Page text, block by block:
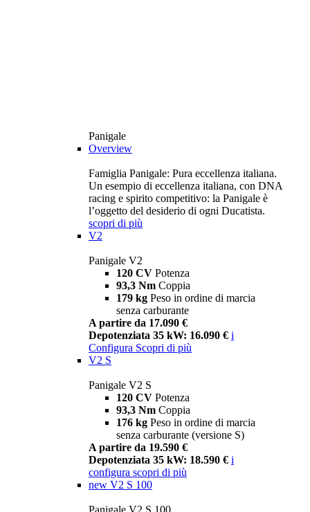
Panigale
Overview
Famiglia Panigale: Pura eccellenza italiana.
Un esempio di eccellenza italiana, con DNA
racing e spirito competitivo: la Panigale è
l’oggetto del desiderio di ogni Ducatista.
scopri di più
V2
Panigale V2
120 CV Potenza
93,3 Nm Coppia
179 kg Peso in ordine di marcia
senza carburante
A partire da 17.090 €
Depotenziata 35 kW: 16.090 € i
Configura Scopri di più
V2 S
Panigale V2 S
120 CV Potenza
93,3 Nm Coppia
176 kg Peso in ordine di marcia
senza carburante (versione S)
A partire da 19.590 €
Depotenziata 35 kW: 18.590 € i
configura scopri di più
new V2 S 100
Panigale V2 S 100